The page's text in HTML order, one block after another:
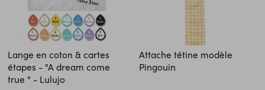
Lange en coton & cartes
étapes - "A dream come
true " - Lulujo
Attache tétine modèle
Pingouin